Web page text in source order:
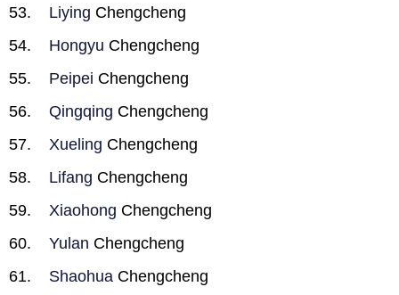
Liying Chengcheng
Hongyu Chengcheng
Peipei Chengcheng
Qingqing Chengcheng
Xueling Chengcheng
Lifang Chengcheng
Xiaohong Chengcheng
Yulan Chengcheng
Shaohua Chengcheng